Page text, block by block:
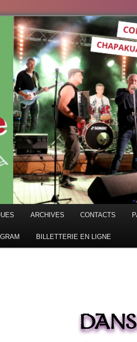
ARCHIVES CONTACTS
BILLETTERIE EN LIGNE